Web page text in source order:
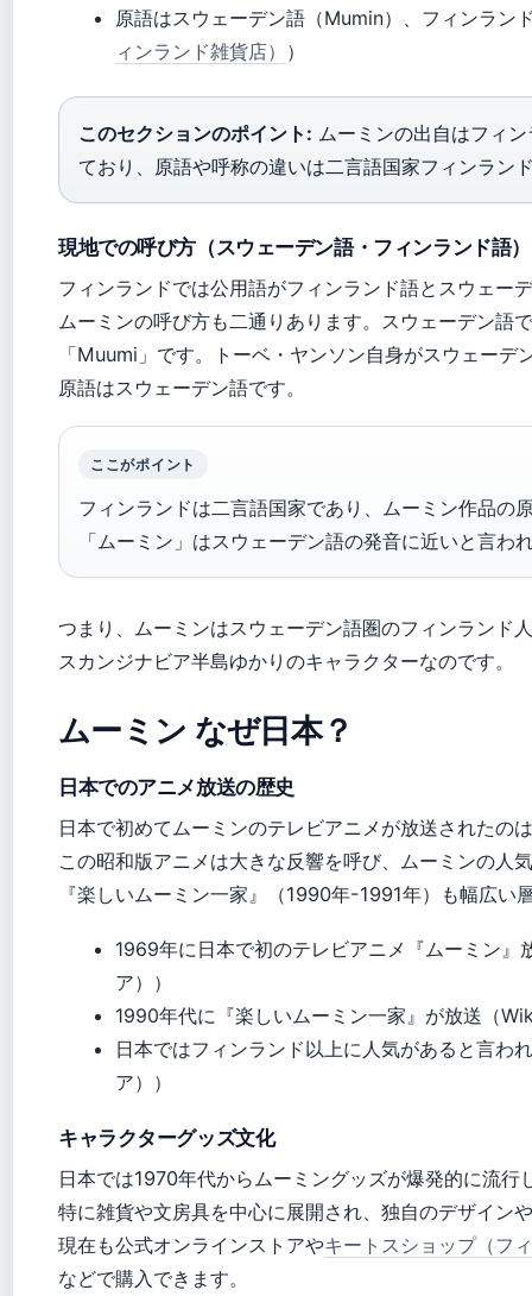
原語はスウェーデン語（Mumin）、フィンラン
ィンランド雑貨店） ）
このセクションのポイント: ムーミンの出自はフィ
ており、原語や呼称の違いは二言語国家フィンラン
現地での呼び方（スウェーデン語・フィンランド語）
フィンランドでは公用語がフィンランド語とスウェー
ムーミンの呼び方も二通りあります。スウェーデン語
「Muumi」です。トーベ・ヤンソン自身がスウェーデ
原語はスウェーデン語です。
ここがポイント
フィンランドは二言語国家であり、ムーミン作品の
「ムーミン」はスウェーデン語の発音に近いと言わ
つまり、ムーミンはスウェーデン語圏のフィンランド
スカンジナビア半島ゆかりのキャラクターなのです。
ムーミン なぜ日本？
日本でのアニメ放送の歴史
日本で初めてムーミンのテレビアニメが放送されたの
この昭和版アニメは大きな反響を呼び、ムーミンの人
『楽しいムーミン一家』（1990年-1991年）も幅広い
1969年に日本で初のテレビアニメ『ムーミン
ア））
1990年代に『楽しいムーミン一家』が放送（
日本ではフィンランド以上に人気があると言わ
ア））
キャラクターグッズ文化
日本では1970年代からムーミングッズが爆発的に流行
特に雑貨や文房具を中心に展開され、独自のデザイン
現在も公式オンラインストアやキートスショップ（フ
などで購入できます。